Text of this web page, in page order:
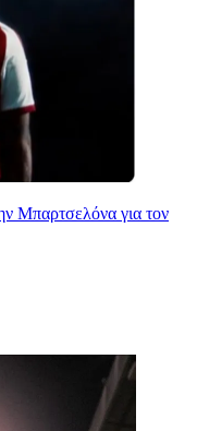
Μπαρτσελόνα για τον